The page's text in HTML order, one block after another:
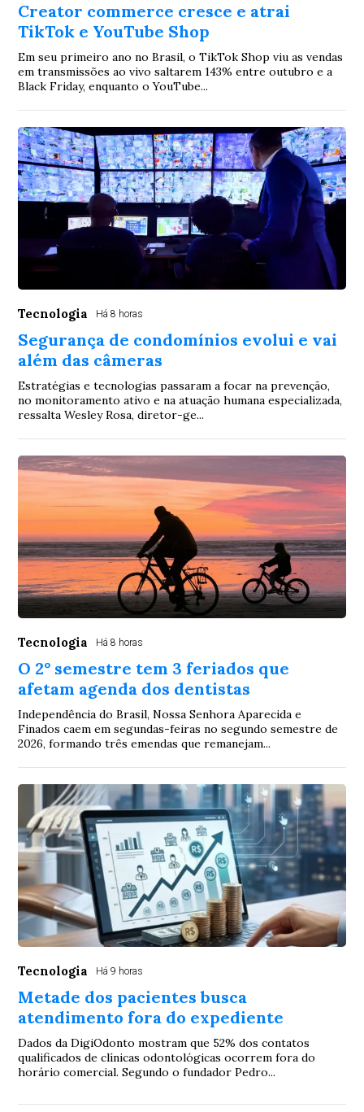
Creator commerce cresce e atrai
TikTok e YouTube Shop
Em seu primeiro ano no Brasil, o TikTok Shop viu as vendas
em transmissões ao vivo saltarem 143% entre outubro e a
Black Friday, enquanto o YouTube...
Tecnologia Há 8 horas
Segurança de condomínios evolui e vai
além das câmeras
Estratégias e tecnologias passaram a focar na prevenção,
no monitoramento ativo e na atuação humana especializada,
ressalta Wesley Rosa, diretor-ge...
Tecnologia Há 8 horas
O 2° semestre tem 3 feriados que
afetam agenda dos dentistas
Independência do Brasil, Nossa Senhora Aparecida e
Finados caem em segundas-feiras no segundo semestre de
2026, formando três emendas que remanejam...
Tecnologia Há 9 horas
Metade dos pacientes busca
atendimento fora do expediente
Dados da DigiOdonto mostram que 52% dos contatos
qualificados de clínicas odontológicas ocorrem fora do
horário comercial. Segundo o fundador Pedro...